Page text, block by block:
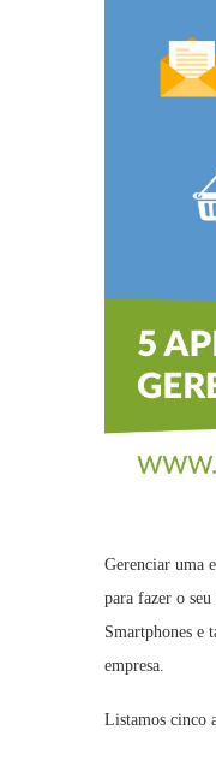
Gerenciar uma
para fazer o
Smartphones e
empresa.
Listamos cinco